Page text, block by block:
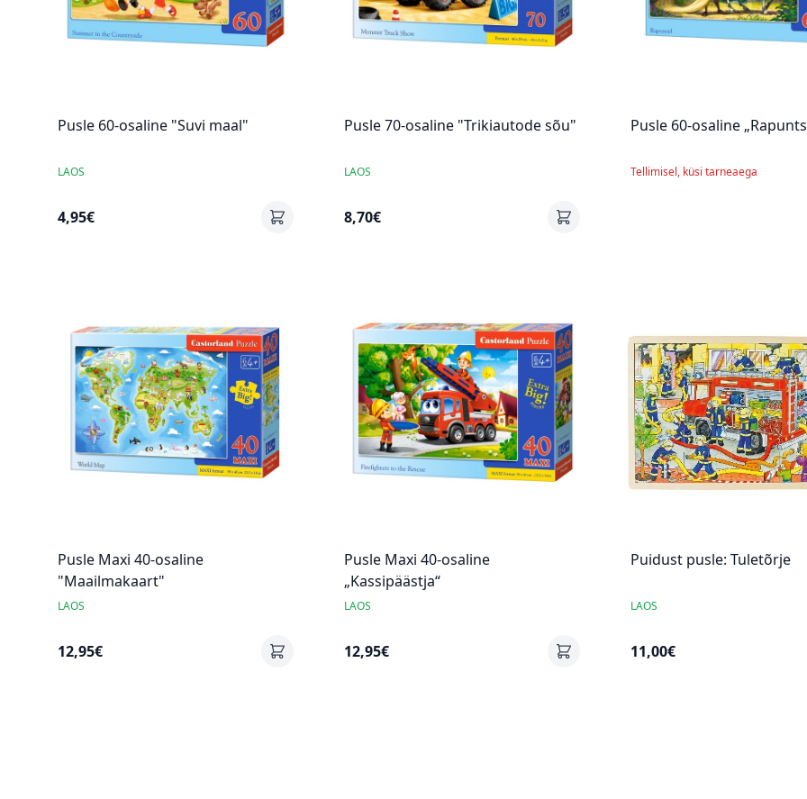
Pusle 60-osaline "Suvi maal"
LAOS
4,95€
Pusle 70-osaline "Trikiautode sõu"
LAOS
8,70€
Pusle 60-osaline
Tellimisel, küsi tarneaega
Pusle Maxi 40-osaline
"Maailmakaart"
LAOS
12,95€
Pusle Maxi 40-osaline
„Kassipäästja“
LAOS
12,95€
Puidust pusle: Tuletõrje
LAOS
11,00€